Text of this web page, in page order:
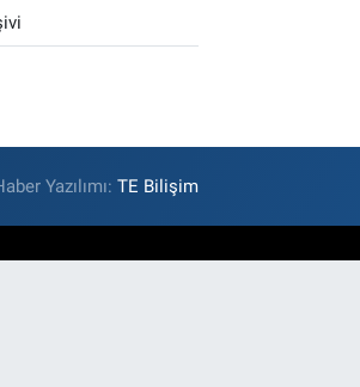
Yazılımı:TE Bilişim